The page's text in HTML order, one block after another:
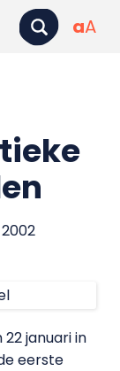
aA
januari in
eerste